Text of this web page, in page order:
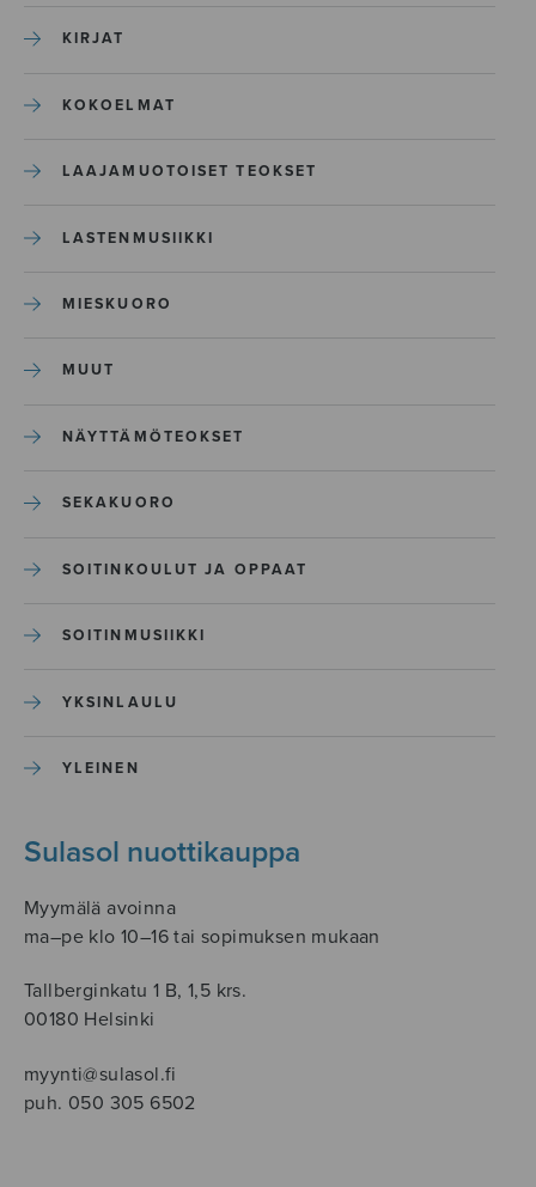
KIRJAT
KOKOELMAT
LAAJAMUOTOISET TEOKSET
LASTENMUSIIKKI
MIESKUORO
MUUT
NÄYTTÄMÖTEOKSET
SEKAKUORO
SOITINKOULUT JA OPPAAT
SOITINMUSIIKKI
YKSINLAULU
YLEINEN
Sulasol nuottikauppa
Myymälä avoinna
ma–pe klo 10–16 tai sopimuksen mukaan
Tallberginkatu 1 B, 1,5 krs.
00180 Helsinki
myynti@sulasol.fi
puh. 050 305 6502